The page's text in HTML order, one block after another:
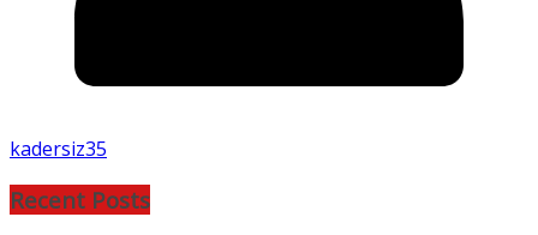
kadersiz35
Recent Posts